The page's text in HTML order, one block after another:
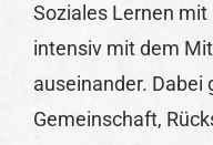
Soziales Lernen
intensiv mit dem
auseinander. Dabei
Gemeinschaft,